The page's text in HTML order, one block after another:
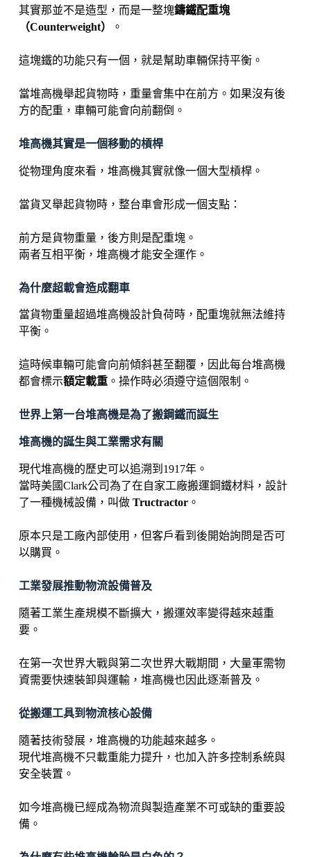
其實那並不是造型，而是一整塊鑄鐵配重塊
（Counterweight）
。
這塊鐵的功能只有一個，就是幫助車輛保持平衡。
當堆高機舉起貨物時，重量會集中在前方。如果沒有後
方的配重，車輛可能會向前翻倒。
堆高機其實是一個移動的槓桿
從物理角度來看，堆高機其實就像一個大型槓桿。
當貨叉舉起貨物時，整台車會形成一個支點：
前方是貨物重量，後方則是配重塊。
兩者互相平衡，堆高機才能安全運作。
為什麼超載會造成翻車
當貨物重量超過堆高機設計負荷時，配重塊就無法維持
平衡。
這時候車輛可能會向前傾斜甚至翻覆，因此每台堆高機
都會標示額定載重。操作時必須遵守這個限制。
世界上第一台堆高機是為了搬鋼鐵而誕生
堆高機的誕生與工業需求有關
現代堆高機的歷史可以追溯到1917年。
當時美國Clark公司為了在自家工廠搬運鋼鐵材料，設計
了一種機械設備，叫做 Tructractor。
原本只是工廠內部使用，但客戶看到後開始詢問是否可
以購買。
工業發展推動物流設備普及
隨著工業生產規模不斷擴大，搬運效率變得越來越重
要。
在第一次世界大戰與第二次世界大戰期間，大量軍需物
資需要快速裝卸與運輸，堆高機也因此逐漸普及。
從搬運工具到物流核心設備
隨著技術發展，堆高機的功能越來越多。
現代堆高機不只載重能力提升，也加入許多控制系統與
安全裝置。
如今堆高機已經成為物流與製造產業不可或缺的重要設
備。